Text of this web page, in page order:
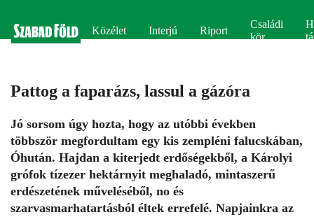
Közélet Interjú Riport
Családi
kör
Pattog a faparázs, lassul a gázóra
Jó sorsom úgy hozta, hogy az utóbbi években
többször megfordultam egy kis zempléni falucskában,
Óhután. Hajdan a kiterjedt erdőségekből, a Károlyi
grófok tízezer hektárnyit meghaladó, mintaszerű
erdészetének műveléséből, no és
szarvasmarhatartásból éltek errefelé. Napjainkra az